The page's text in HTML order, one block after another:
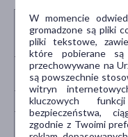
Wartość odżywcza
Wartość energetyczna
Tłuszcz, w tym:
Kwasy tłuszczowe
W momencie
gromadzone są pliki
pliki tekstowe,
które pobierane
przechowywane na
są powszechnie
witryn
kluczowych
bezpieczeństwa,
zgodnie z Twoimi